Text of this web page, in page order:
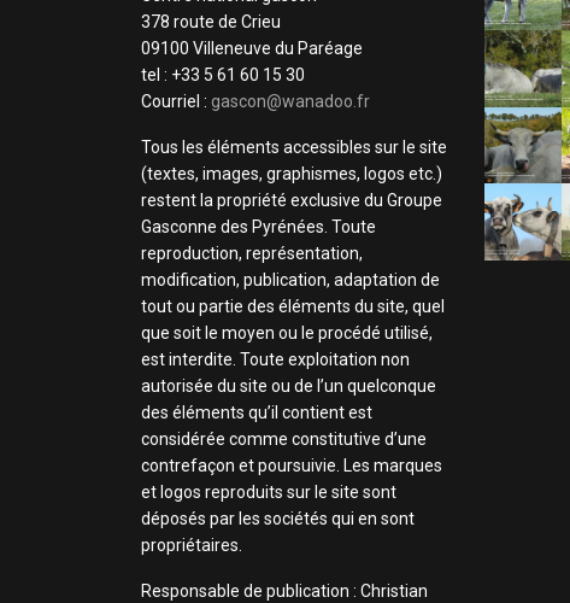
378 route de Crieu
09100 Villeneuve du Paréage
tel : +33 5 61 60 15 30
Courriel : gascon@wanadoo.fr
Tous les éléments accessibles sur le site
(textes, images, graphismes, logos etc.)
restent la propriété exclusive du Groupe
Gasconne des Pyrénées. Toute
reproduction, représentation,
modification, publication, adaptation de
tout ou partie des éléments du site, quel
que soit le moyen ou le procédé utilisé,
est interdite. Toute exploitation non
autorisée du site ou de l’un quelconque
des éléments qu’il contient est
considérée comme constitutive d’une
contrefaçon et poursuivie. Les marques
et logos reproduits sur le site sont
déposés par les sociétés qui en sont
propriétaires.
Responsable de publication : Christian